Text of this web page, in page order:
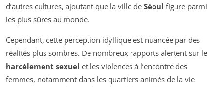
d’autres cultures, ajoutant que la ville de Séoul figure parmi
les plus sûres au monde.
Cependant, cette perception idyllique est nuancée par des
réalités plus sombres. De nombreux rapports alertent sur le
harcèlement sexuel et les violences à l’encontre des
femmes, notamment dans les quartiers animés de la vie